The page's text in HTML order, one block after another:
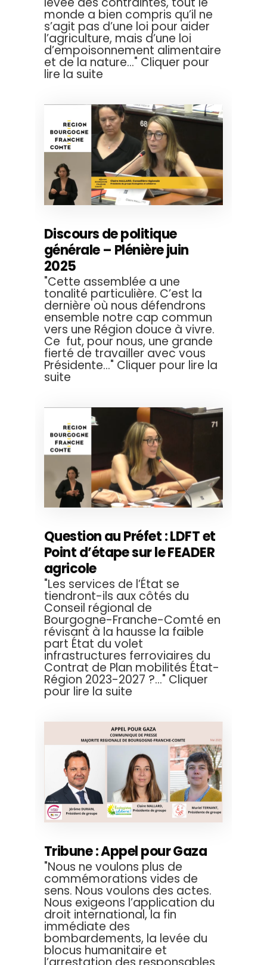
monde a bien compris qu’il ne
s’agit pas d’une loi pour aider
l’agriculture, mais d’une loi
d’empoisonnement alimentaire
et de la nature..." Cliquer pour
lire la suite
Discours de politique
générale – Plénière juin
2025
"Cette assemblée a une
tonalité particulière. C’est la
dernière où nous défendrons
ensemble notre cap commun
vers une Région douce à vivre.
Ce fut, pour nous, une grande
fierté de travailler avec vous
Présidente..." Cliquer pour lire la
suite
Question au Préfet : LDFT et
Point d’étape sur le FEADER
agricole
"Les services de l’État se
tiendront-ils aux côtés du
Conseil régional de
Bourgogne-Franche-Comté en
révisant à la hausse la faible
part État du volet
infrastructures ferroviaires du
Contrat de Plan mobilités État-
Région 2023-2027 ?..." Cliquer
pour lire la suite
Tribune : Appel pour Gaza
"Nous ne voulons plus de
commémorations vides de
sens. Nous voulons des actes.
Nous exigeons l’application du
droit international, la fin
immédiate des
bombardements, la levée du
blocus humanitaire et